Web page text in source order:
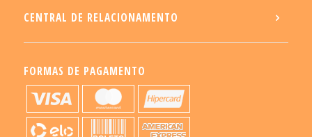
CENTRAL DE RELACIONAMENTO
FORMAS DE PAGAMENTO